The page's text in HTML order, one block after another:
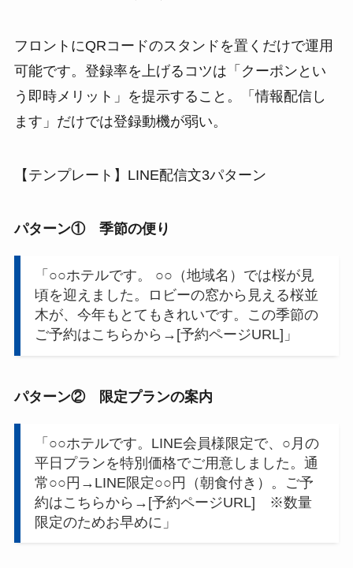
フロントにQRコードのスタンドを置くだけで運用
可能です。登録率を上げるコツは「クーポンとい
う即時メリット」を提示すること。「情報配信し
ます」だけでは登録動機が弱い。
【テンプレート】LINE配信文3パターン
パターン① 季節の便り
「○○ホテルです。 ○○（地域名）では桜が見
頃を迎えました。ロビーの窓から見える桜並
木が、今年もとてもきれいです。この季節の
ご予約はこちらから→[予約ページURL]」
パターン② 限定プランの案内
「○○ホテルです。LINE会員様限定で、○月の
平日プランを特別価格でご用意しました。通
常○○円→LINE限定○○円（朝食付き）。ご予
約はこちらから→[予約ページURL] ※数量
限定のためお早めに」